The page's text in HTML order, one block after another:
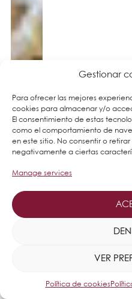
Gestionar
Para ofrecer las mejores
cookies para almacenar y/o
El consentimiento de estas
como el comportamiento de
en este sitio. No consentir o
negativamente a ciertas
Manage services
VER
Política de cookies